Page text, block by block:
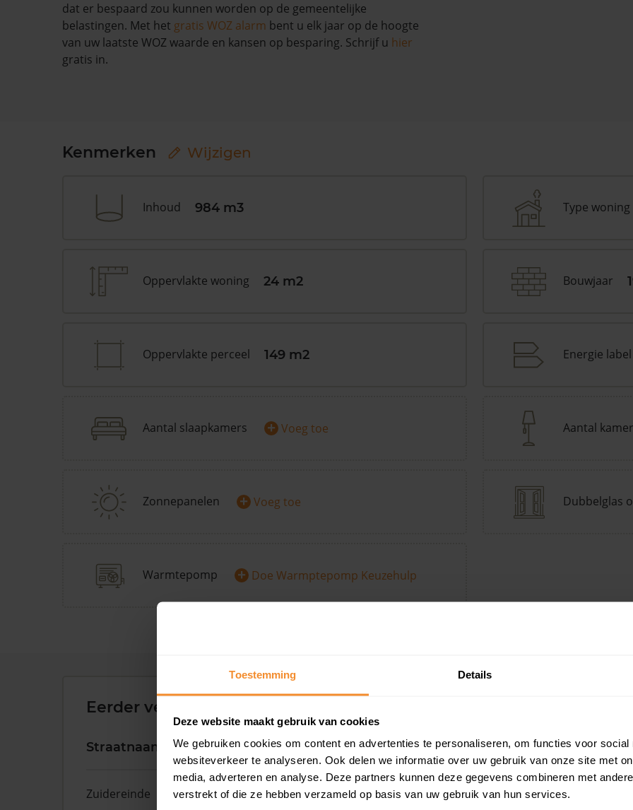
Toestemming Details
Deze website maakt gebruik van cookies
We gebruiken cookies om content en advertenties te personaliseren, om functies voor social
websiteverkeer te analyseren. Ook delen we informatie over uw gebruik van onze site met
media, adverteren en analyse. Deze partners kunnen deze gegevens combineren met
verstrekt of die ze hebben verzameld op basis van uw gebruik van hun services.
dat er bespaard zou kunnen worden op de gemeentelijke
belastingen. Met het gratis WOZ alarm bent u elk jaar op de hoogte
van uw laatste WOZ waarde en kansen op besparing. Schrijf u hier
gratis in.
Kenmerken Wijzigen
Inhoud 984 m3 Type woning
Oppervlakte woning 24 m2 Bouwjaar
Oppervlakte perceel 149 m2 Energie label
Aantal slaapkamers + Voeg toe Aantal
Zonnepanelen + Voeg toe Dubbelglas
Warmtepomp + Doe Warmptepomp Keuzehulp
Eerder verkochte woningen in de buurt
Straatnaam Huisnr. Woonoppervlak Perceel
Zuidereinde 169 137 m2 165 m2